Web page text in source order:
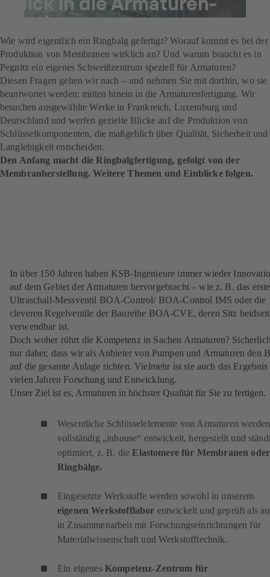
fertigung
Wie wird eigentlich ein Ringbalg gefertigt? Worauf kommt es bei der
Produktion von Membranen wirklich an? Und warum braucht es in
Pegnitz ein eigenes Schweißzentrum speziell für Armaturen?
Diesen Fragen gehen wir nach – und nehmen Sie mit dorthin, wo sie
beantwortet werden: mitten hinein in die Armaturenfertigung. Wir
besuchen ausgewählte Werke in Frankreich, Luxemburg und
Deutschland und werfen gezielte Blicke auf die Produktion von
Schlüsselkomponenten, die maßgeblich über Qualität, Sicherheit und
Langlebigkeit entscheiden.
Den Anfang macht die Ringbalgfertigung, gefolgt von der
Membran­herstellung. Weitere Themen und Einblicke folgen.
In über 150 Jahren haben KSB-Ingenieure immer wieder
auf dem Gebiet der Armaturen hervorgebracht – wie z. B. das erste
Ultraschall-Messventil BOA-Control/ BOA‑Control IMS oder die
cleveren Regelventile der Baureihe BOA-CVE, deren Sitz
verwendbar ist.
Doch woher rührt die Kompetenz in Sachen Armaturen?
nur daher, dass wir als Anbieter von Pumpen und Armaturen den
auf die gesamte Anlage richten. Vielmehr ist sie auch das Ergebnis
vielen Jahren Forschung und Entwicklung.
Unser Ziel ist es, Armaturen in höchster Qualität für Sie zu fertigen.
Wesentliche Schlüsselelemente von Armaturen werden
vollständig „inhouse“ entwickelt, hergestellt und
optimiert, z. B. dieElastomere für Membranen oder
Ringbälge.
Eingesetzte Werkstoffe werden sowohl in unserem
eigenen Werkstofflabor entwickelt und geprüft als
in Zusammenarbeit mit Forschungseinrichtungen für
Materialwissenschaft und Werkstofftechnik.
Ein eigenes Kompetenz-Zentrum für